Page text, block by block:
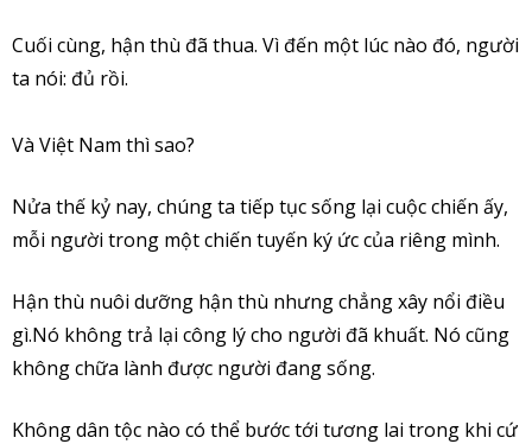
Cuối cùng, hận thù đã thua. Vì đến một lúc nào đó, người
ta nói: đủ rồi.
Và Việt Nam thì sao?
Nửa thế kỷ nay, chúng ta tiếp tục sống lại cuộc chiến ấy,
mỗi người trong một chiến tuyến ký ức của riêng mình.
Hận thù nuôi dưỡng hận thù nhưng chẳng xây nổi điều
gì.Nó không trả lại công lý cho người đã khuất. Nó cũng
không chữa lành được người đang sống.
Không dân tộc nào có thể bước tới tương lai trong khi cứ